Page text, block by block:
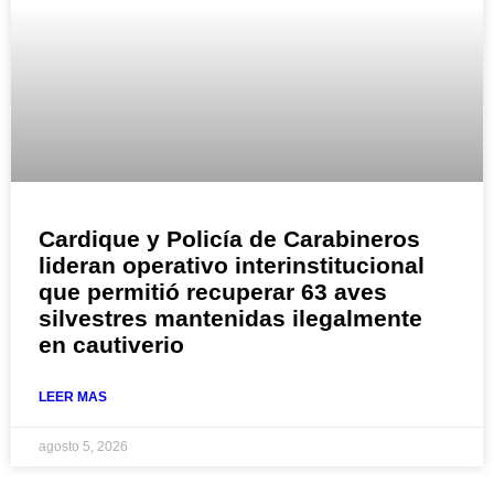
Cardique y Policía de Carabineros
lideran operativo interinstitucional
que permitió recuperar 63 aves
silvestres mantenidas ilegalmente
en cautiverio
LEER MAS
agosto 5, 2026